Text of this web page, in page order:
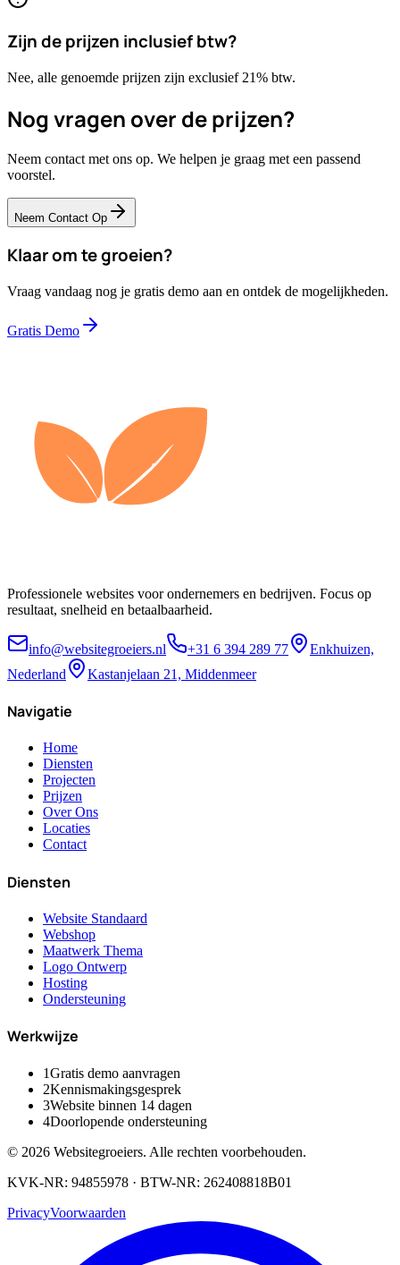
Zijn de prijzen inclusief btw?
Nee, alle genoemde prijzen zijn exclusief 21% btw.
Nog vragen over de prijzen?
Neem contact met ons op. We helpen je graag met een passend
voorstel.
Neem Contact Op
Klaar om te groeien?
Vraag vandaag nog je gratis demo aan en ontdek de mogelijkheden.
Gratis Demo
Professionele websites voor ondernemers en bedrijven. Focus op
resultaat, snelheid en betaalbaarheid.
info@websitegroeiers.nl +31 6 394 289 77
Enkhuizen,
Nederland
Kastanjelaan 21, Middenmeer
Navigatie
Home
Diensten
Projecten
Prijzen
Over Ons
Locaties
Contact
Diensten
Website Standaard
Webshop
Maatwerk Thema
Logo Ontwerp
Hosting
Ondersteuning
Werkwijze
1Gratis demo aanvragen
2Kennismakingsgesprek
3Website binnen 14 dagen
4Doorlopende ondersteuning
© 2026 Websitegroeiers. Alle rechten voorbehouden.
KVK-NR: 94855978 · BTW-NR: 262408818B01
PrivacyVoorwaarden